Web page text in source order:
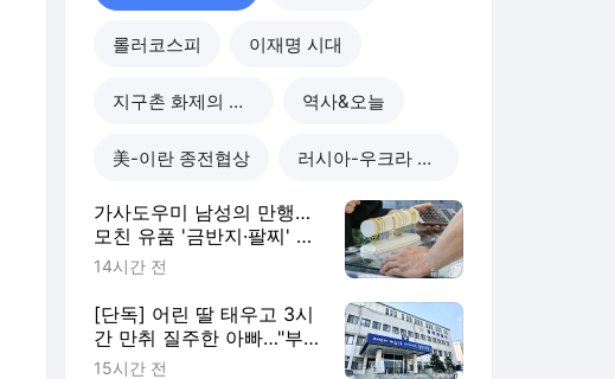
롤러코스피 이재명 시대
지구촌 화제의 뉴스 역사&오늘
美-이란 종전협상 러시아-우크라 전쟁
가사도우미 남성의 만행…
모친 유품 '금반지·팔찌' 녹
여 팔았다
14시간 전
[단독] 어린 딸 태우고 3시
간 만취 질주한 아빠…"부
부싸움 뒤 홧김에"
15시간 전